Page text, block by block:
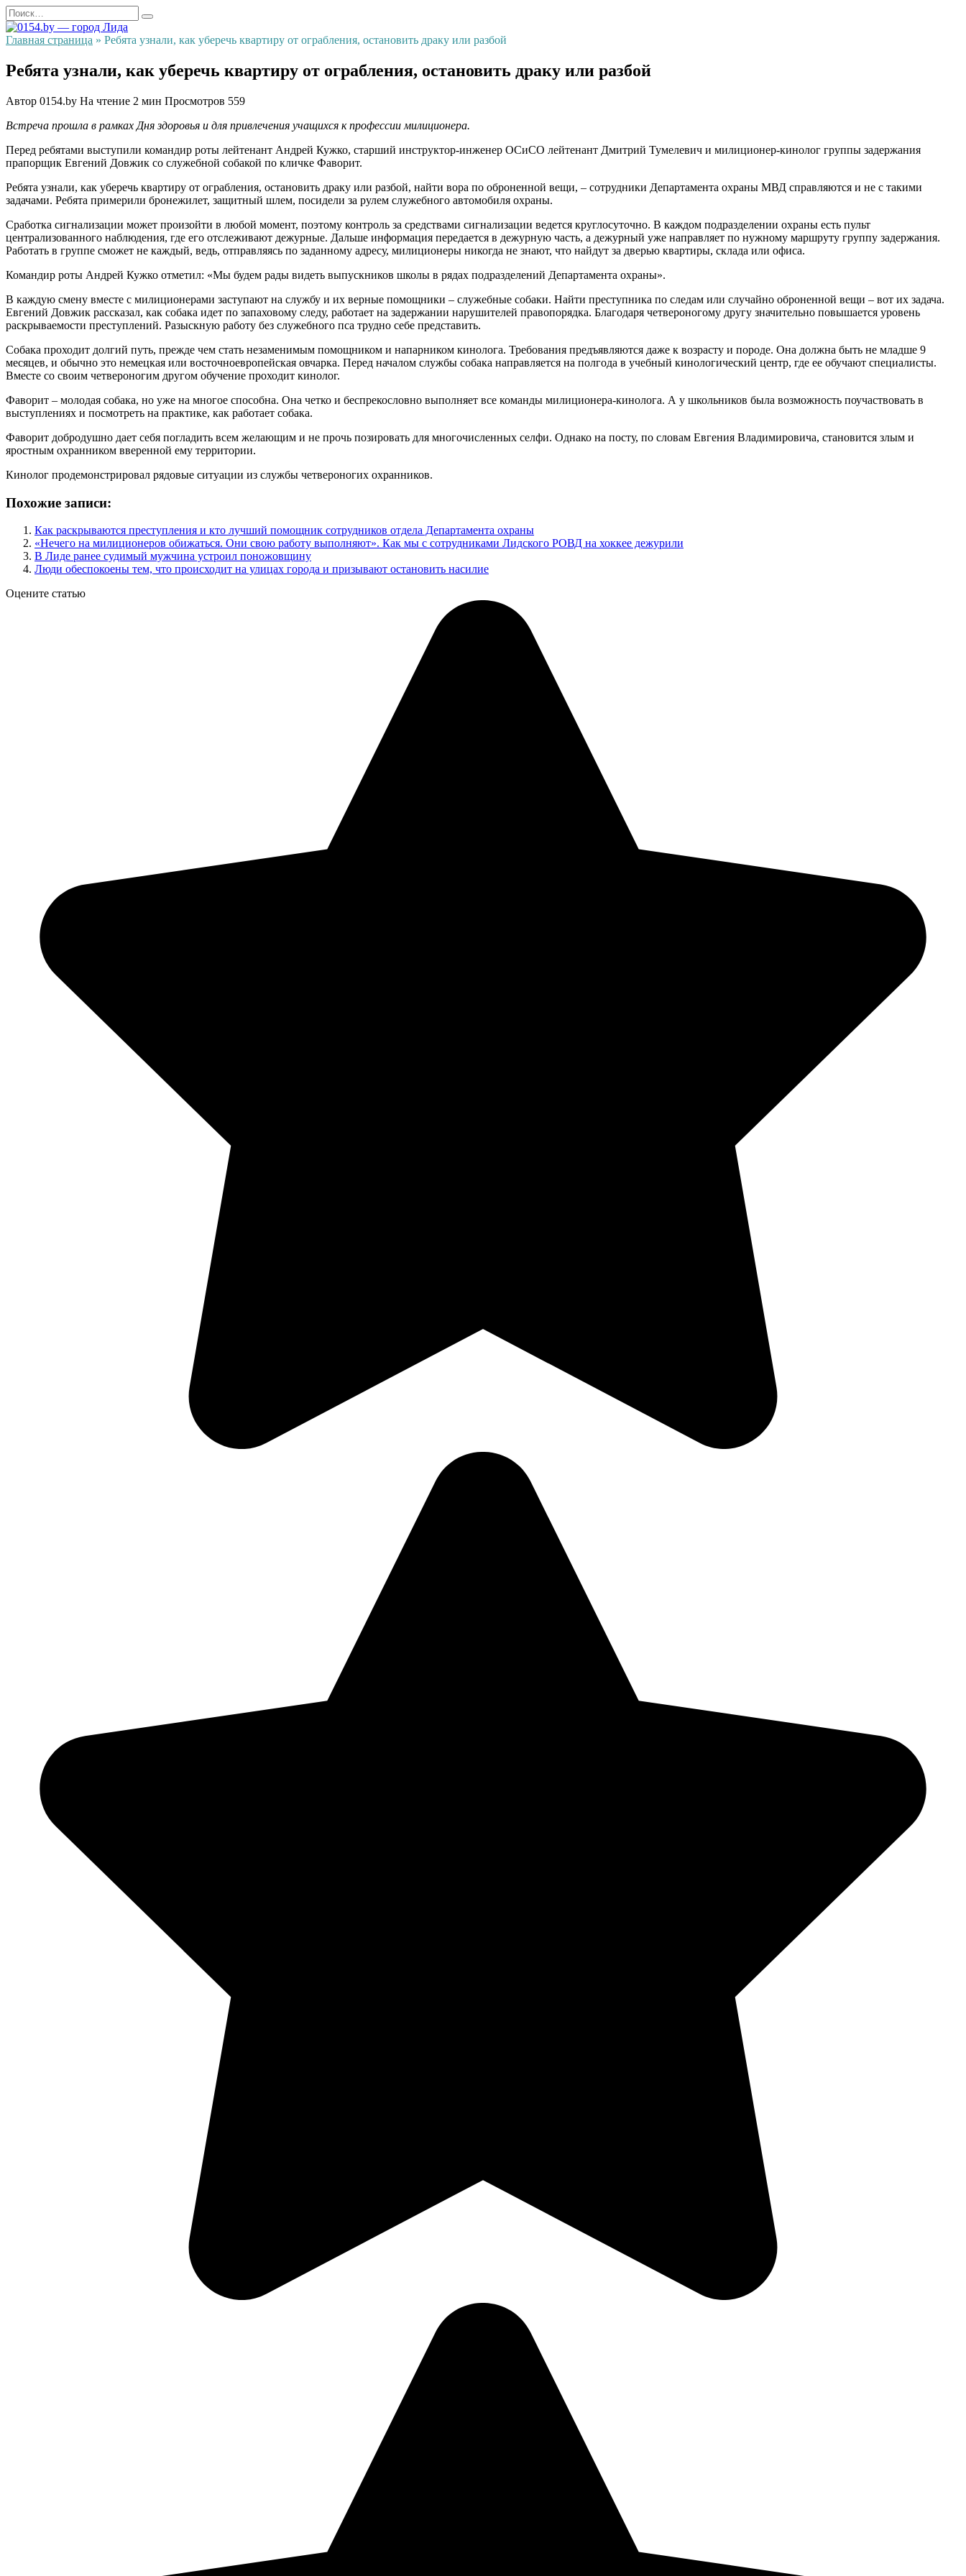
Перейти
к
содержанию
Search
for:
Главная страница » Ребята узнали, как уберечь квартиру от ограбления, остановить драку или разбой
Ребята узнали, как уберечь квартиру от ограбления, остановить драку или разбой
Автор 0154.by На чтение 2 мин Просмотров 559
Встреча прошла в рамках Дня здоровья и для привлечения учащихся к профессии милиционера.
Перед ребятами выступили командир роты лейтенант Андрей Кужко, старший инструктор-инженер ОСиСО лейтенант Дмитрий Тумелевич и милиционер-кинолог группы задержания
прапорщик Евгений Довжик со служебной собакой по кличке Фаворит.
Ребята узнали, как уберечь квартиру от ограбления, остановить драку или разбой, найти вора по оброненной вещи, – сотрудники Департамента охраны МВД справляются и не с такими
задачами. Ребята примерили бронежилет, защитный шлем, посидели за рулем служебного автомобиля охраны.
Сработка сигнализации может произойти в любой момент, поэтому контроль за средствами сигнализации ведется круглосуточно. В каждом подразделении охраны есть пульт
централизованного наблюдения, где его отслеживают дежурные. Дальше информация передается в дежурную часть, а дежурный уже направляет по нужному маршруту группу задержания.
Работать в группе сможет не каждый, ведь, отправляясь по заданному адресу, милиционеры никогда не знают, что найдут за дверью квартиры, склада или офиса.
Командир роты Андрей Кужко отметил: «Мы будем рады видеть выпускников школы в рядах подразделений Департамента охраны».
В каждую смену вместе с милиционерами заступают на службу и их верные помощники – служебные собаки. Найти преступника по следам или случайно оброненной вещи – вот их задача.
Евгений Довжик рассказал, как собака идет по запаховому следу, работает на задержании нарушителей правопорядка. Благодаря четвероногому другу значительно повышается уровень
раскрываемости преступлений. Разыскную работу без служебного пса трудно себе представить.
Собака проходит долгий путь, прежде чем стать незаменимым помощником и напарником кинолога. Требования предъявляются даже к возрасту и породе. Она должна быть не младше 9
месяцев, и обычно это немецкая или восточноевропейская овчарка. Перед началом службы собака направляется на полгода в учебный кинологический центр, где ее обучают специалисты.
Вместе со своим четвероногим другом обучение проходит кинолог.
Фаворит – молодая собака, но уже на многое способна. Она четко и беспрекословно выполняет все команды милиционера-кинолога. А у школьников была возможность поучаствовать в
выступлениях и посмотреть на практике, как работает собака.
Фаворит добродушно дает себя погладить всем желающим и не прочь позировать для многочисленных селфи. Однако на посту, по словам Евгения Владимировича, становится злым и
яростным охранником вверенной ему территории.
Кинолог продемонстрировал рядовые ситуации из службы четвероногих охранников.
Похожие записи:
Как раскрываются преступления и кто лучший помощник сотрудников отдела Департамента охраны
«Нечего на милиционеров обижаться. Они свою работу выполняют». Как мы с сотрудниками Лидского РОВД на хоккее дежурили
В Лиде ранее судимый мужчина устроил поножовщину
Люди обеспокоены тем, что происходит на улицах города и призывают остановить насилие
Оцените статью